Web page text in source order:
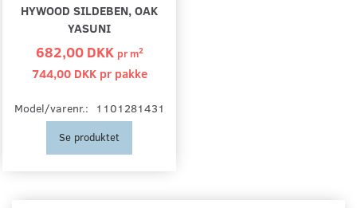
HYWOOD SILDEBEN, OAK
YASUNI
682,00 DKK prm2
744,00 DKK pr pakke
Model/varenr.: 1101281431
Se produktet